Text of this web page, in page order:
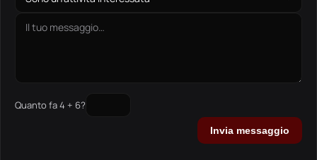
Quanto fa 4 + 6?
Invia messaggio